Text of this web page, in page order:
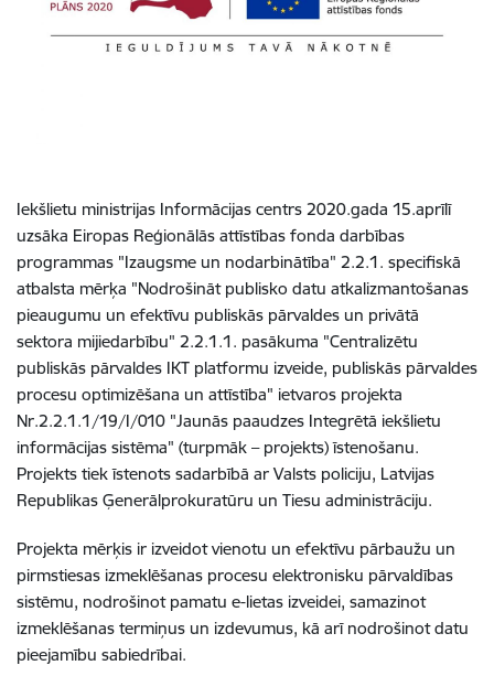
Iekšlietu ministrijas Informācijas centrs 2020.gada 15.aprīlī
uzsāka Eiropas Reģionālās attīstības fonda darbības
programmas "Izaugsme un nodarbinātība" 2.2.1. specifiskā
atbalsta mērķa "Nodrošināt publisko datu atkalizmantošanas
pieaugumu un efektīvu publiskās pārvaldes un privātā
sektora mijiedarbību" 2.2.1.1. pasākuma "Centralizētu
publiskās pārvaldes IKT platformu izveide, publiskās pārvaldes
procesu optimizēšana un attīstība" ietvaros projekta
Nr.2.2.1.1/19/I/010 "Jaunās paaudzes Integrētā iekšlietu
informācijas sistēma" (turpmāk – projekts) īstenošanu.
Projekts tiek īstenots sadarbībā ar Valsts policiju, Latvijas
Republikas Ģenerālprokuratūru un Tiesu administrāciju.
Projekta mērķis ir izveidot vienotu un efektīvu pārbaužu un
pirmstiesas izmeklēšanas procesu elektronisku pārvaldības
sistēmu, nodrošinot pamatu e-lietas izveidei, samazinot
izmeklēšanas termiņus un izdevumus, kā arī nodrošinot datu
pieejamību sabiedrībai.